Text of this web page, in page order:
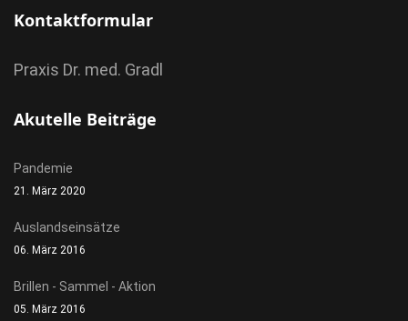
Kontaktformular
Praxis Dr. med. Gradl
Akutelle Beiträge
Pandemie
21. März 2020
Auslandseinsätze
06. März 2016
Brillen - Sammel - Aktion
05. März 2016